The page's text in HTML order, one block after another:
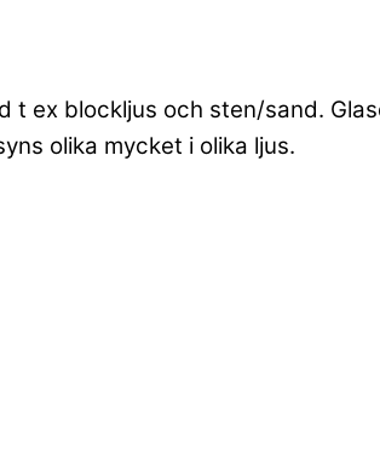
t ex blockljus och sten/sand.
olika mycket i olika ljus.